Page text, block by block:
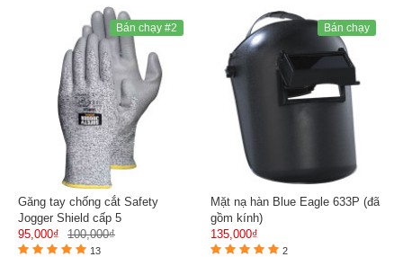
Bán chạy #2
Găng tay chống cắt Safety
Jogger Shield cấp 5
95,000₫
100,000₫
13
Bán chạy
Mặt nạ hàn Blue Eagle 633P (đã
gồm kính)
135,000₫
2